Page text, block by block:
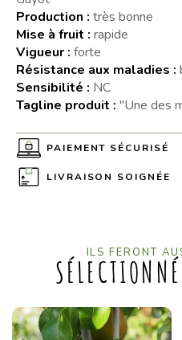
Production : très bonne
Mise à fruit : rapide
Vigueur : forte
Résistance aux maladies :
Sensibilité : NC
Tagline produit : "Une des
PAIEMENT SÉCURISÉ
LIVRAISON SOIGNÉE
ILS FERONT